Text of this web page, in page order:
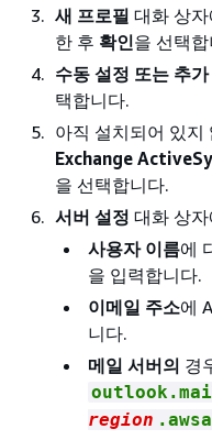
새 프로필 대화 상자
한 후 확인을 선택
수동 설정 또는 추
택합니다.
아직 설치되어 있지
Exchange
을 선택합니다.
서버 설정 대화 상
사용자 이름에
을 입력합니다.
이메일 주소에
니다.
메일 서버의 경
region